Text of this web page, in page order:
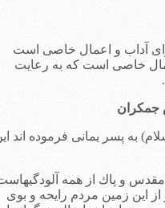
آداب و اعمال خاصی است
خاصی است که به رعایت
به پسر يمانی فرموده اند اين
و پاك از همه آلودگيهاست.
اين زمين مردم رايحه و بوی